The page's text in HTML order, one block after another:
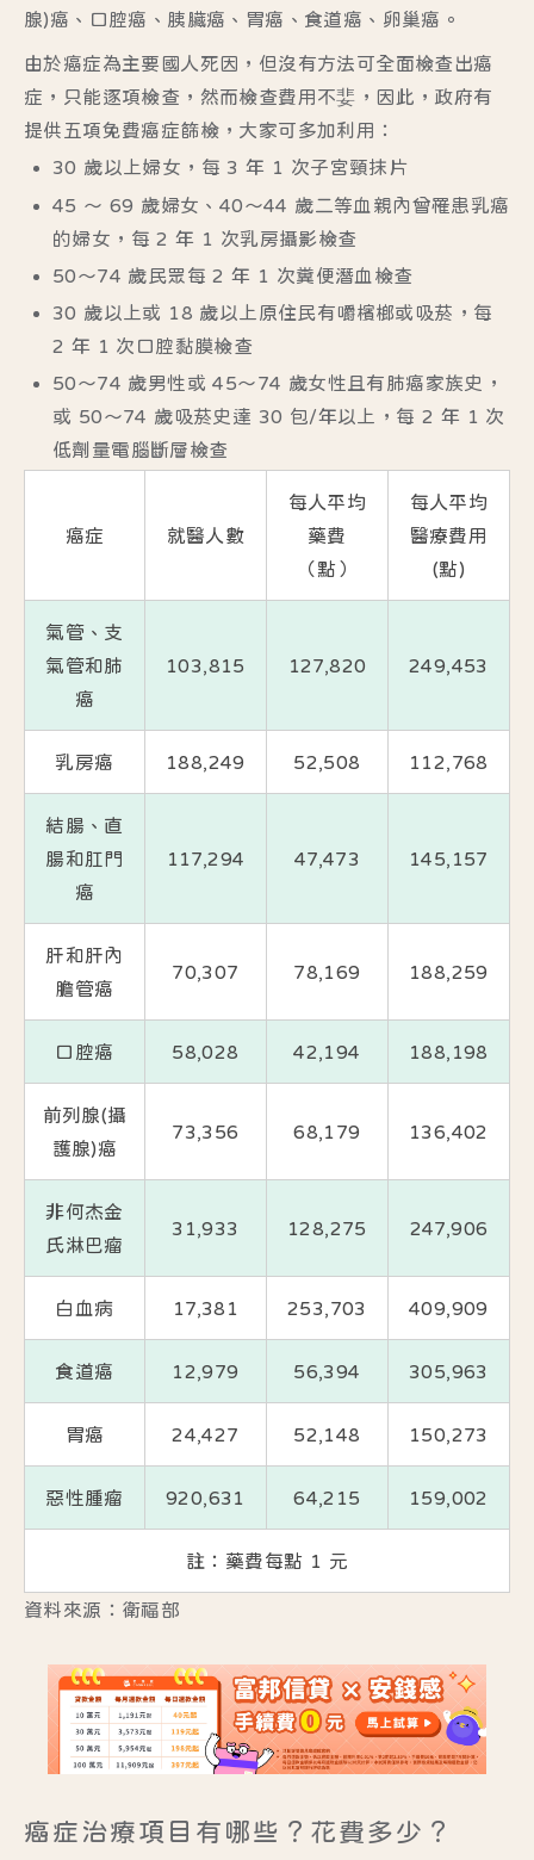
腺)癌、口腔癌、胰臟癌、胃癌、食道癌、卵巢癌。
由於癌症為主要國人死因，但沒有方法可全面檢查出癌
症，只能逐項檢查，然而檢查費用不婓，因此，政府有
提供五項免費癌症篩檢，大家可多加利用：
30 歲以上婦女，每 3 年 1 次子宮頸抹片
45 ～ 69 歲婦女、40～44 歲二等血親內曾罹患乳癌
的婦女，每 2 年 1 次乳房攝影檢查
50～74 歲民眾每 2 年 1 次糞便潛血檢查
30 歲以上或 18 歲以上原住民有嚼檳榔或吸菸，每
2 年 1 次口腔黏膜檢查
50～74 歲男性或 45～74 歲女性且有肺癌家族史，
或 50～74 歲吸菸史達 30 包/年以上，每 2 年 1 次
低劑量電腦斷層檢查
癌症 就醫人數
每人平均
藥費
（點）
每人平均
醫療費用
(點)
氣管、支
氣管和肺
癌
103,815 127,820 249,453
乳房癌 188,249 52,508 112,768
結腸、直
腸和肛門
癌
117,294 47,473 145,157
肝和肝內
膽管癌
70,307 78,169 188,259
口腔癌 58,028 42,194 188,198
前列腺(攝
護腺)癌
73,356 68,179 136,402
非何杰金
氏淋巴瘤
31,933 128,275 247,906
白血病 17,381 253,703 409,909
食道癌 12,979 56,394 305,963
胃癌 24,427 52,148 150,273
惡性腫瘤 920,631 64,215 159,002
註：藥費每點 1 元
資料來源：衛福部
癌症治療項目有哪些？花費多少？